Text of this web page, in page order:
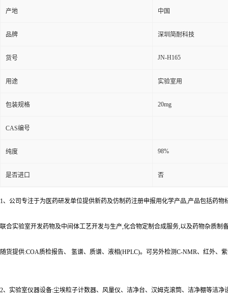
产地 中国
品牌 深圳简耐科技
货号 JN-H165
用途 实验室用
包装规格 20mg
CAS编号
纯度 98%
是否进口 否
1、公司专注于为医药研发单位提供新药及仿制药注册申报用化学产品,产品包括药
联合实验室开发药物及中间体工艺开发与生产,化合物定制合成服务,以及药物杂质制
随货提供:COA质检报告、 氢谱、质谱、液相(HPLC)。可另外检测C-NMR、红外、
2、实验室仪器设备:尘埃粒子计数器、风量仪、洁净台、汉姆克滚筒、洁净棚等洁